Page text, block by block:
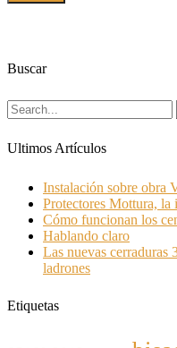
Buscar
Ultimos Artículos
Instalación sobre obra
Protectores Mottura, la
Cómo funcionan los
Hablando claro
Las nuevas cerraduras
ladrones
Etiquetas